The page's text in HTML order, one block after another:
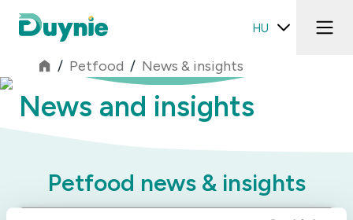
HU
/ Petfood / News & insights
News and insights
Petfood news & insights